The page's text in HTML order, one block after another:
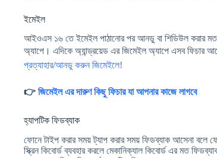
ইমেইল
আইওএস ১৬ তে ইমেইল পাঠানোর পর আনডু বা শিডিউল করার
অ্যাপে। এদিকে অ্যান্ড্রয়েড এর জিমেইল অ্যাপে এসব
প্রত্যাহার/আনডু করুন জিমেইলে!
👉 জিমেইল এর দারুণ কিছু ফিচার যা আপনার কাজে লাগবে
হ্যাপটিক ফিডব্যাক
ফোনে টাইপ করার সময় ট্যাপ করার সময় ফিডব্যাক আসেনা
স্ক্রিন কিবোর্ড ব্যবহার করলে মেকানিক্যাল কিবোর্ড এর মত